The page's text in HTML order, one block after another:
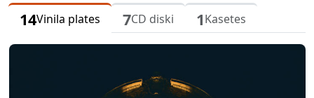
14Vinila plates 7CD diski 1Kasetes